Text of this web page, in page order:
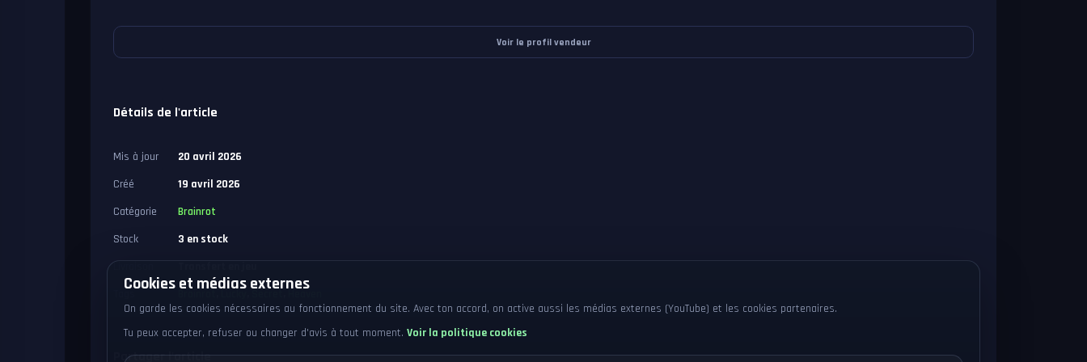
Cookies et médias externes
On garde les cookies nécessaires au fonctionnement du site. Avec ton accord, on active aussi les médias externes (YouTube) et les cookies partenaires.
Tu peux accepter, refuser ou changer d'avis à tout moment. Voir la politique cookies
Voir le profil vendeur
Détails de l'article
Mis à jour
20 avril 2026
Créé
19 avril 2026
Catégorie
Brainrot
Stock
3 en stock
Livraison
Partager l'article